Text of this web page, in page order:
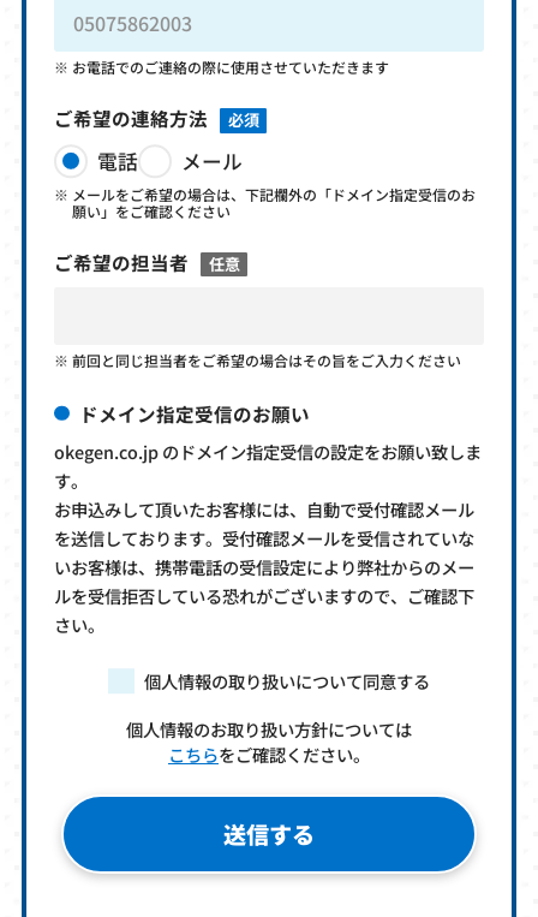
お電話でのご連絡の際に使用させていただきます
ご希望の連絡方法 必須
電話 メール
メールをご希望の場合は、下記欄外の「ドメイン指定受信のお
願い」をご確認ください
ご希望の担当者 任意
前回と同じ担当者をご希望の場合はその旨をご入力ください
ドメイン指定受信のお願い
okegen.co.jp のドメイン指定受信の設定をお願い致しま
す。
お申込みして頂いたお客様には、自動で受付確認メール
を送信しております。受付確認メールを受信されていな
いお客様は、携帯電話の受信設定により弊社からのメー
ルを受信拒否している恐れがございますので、ご確認下
さい。
個人情報の取り扱いについて同意する
個人情報のお取り扱い方針については
こちらをご確認ください。